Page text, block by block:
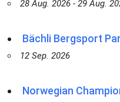
28 Aug. 2026 - 29 Aug.
Bächli Bergsport
12 Sep. 2026
Norwegian